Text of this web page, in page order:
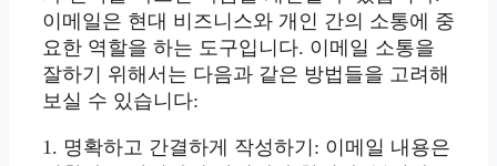
이메일은 현대 비즈니스와 개인 간의 소통에 중
요한 역할을 하는 도구입니다. 이메일 소통을
잘하기 위해서는 다음과 같은 방법들을 고려해
보실 수 있습니다:
1. 명확하고 간결하게 작성하기: 이메일 내용은